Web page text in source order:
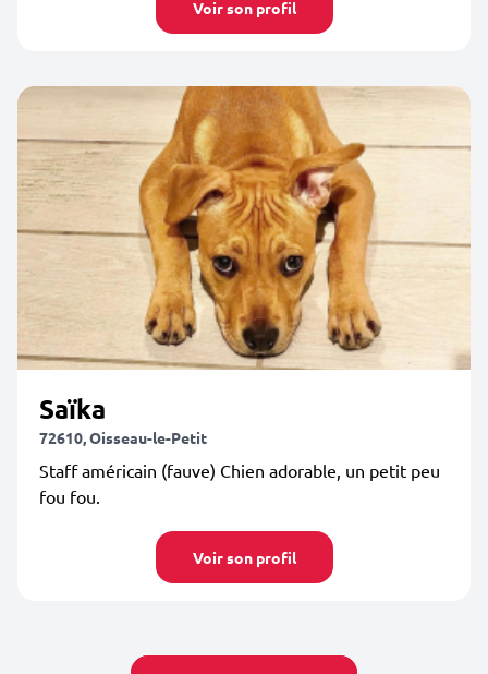
Voir son profil
Saïka
72610, Oisseau-le-Petit
Staff américain (fauve) Chien adorable, un petit peu
fou fou.
Voir son profil